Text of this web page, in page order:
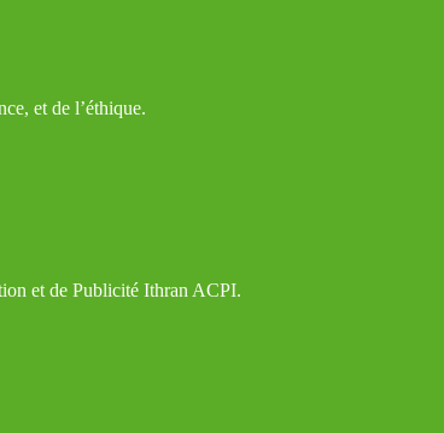
et de l’éthique.
et de Publicité Ithran ACPI.